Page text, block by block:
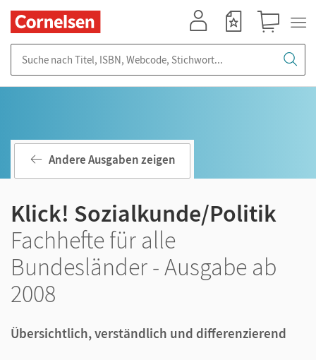
Andere Ausgaben zeigen
Klick! Sozialkunde/Politik
Fachhefte für alle
Bundesländer - Ausgabe ab
2008
Übersichtlich, verständlich und differenzierend